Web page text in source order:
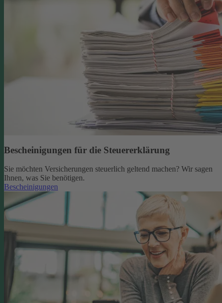
Bescheinigungen für die Steuererklärung
Sie möchten Versicherungen steuerlich geltend machen? Wir sagen
Ihnen, was Sie benötigen.
Bescheinigungen